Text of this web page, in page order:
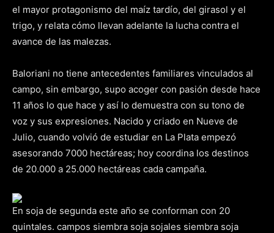
el mayor protagonismo del maíz tardío, del girasol y el
trigo, y relata cómo llevan adelante la lucha contra el
avance de las malezas.
Baloriani no tiene antecedentes familiares vinculados al
campo, sin embargo, supo acoger con pasión desde hace
11 años lo que hace y así lo demuestra con su tono de
voz y sus expresiones. Nacido y criado en Nueve de
Julio, cuando volvió de estudiar en La Plata empezó
asesorando 7000 hectáreas; hoy coordina los destinos
de 20.000 a 25.000 hectáreas cada campaña.
En soja de segunda este año se conforman con 20
quintales. campos siembra soja sojales siembra soja